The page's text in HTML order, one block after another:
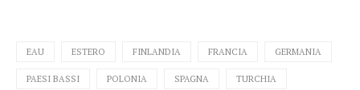
EAU ESTERO FINLANDIA FRANCIA GERMANIA
PAESI BASSI POLONIA SPAGNA TURCHIA